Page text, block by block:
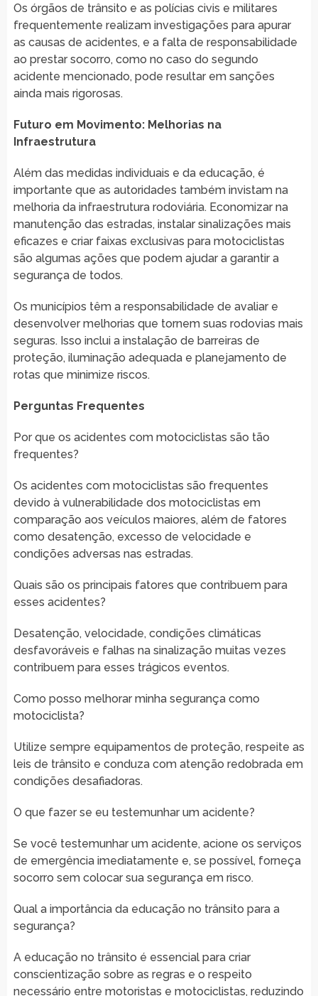
Os órgãos de trânsito e as polícias civis e militares
frequentemente realizam investigações para apurar
as causas de acidentes, e a falta de responsabilidade
ao prestar socorro, como no caso do segundo
acidente mencionado, pode resultar em sanções
ainda mais rigorosas.
Futuro em Movimento: Melhorias na
Infraestrutura
Além das medidas individuais e da educação, é
importante que as autoridades também invistam na
melhoria da infraestrutura rodoviária. Economizar na
manutenção das estradas, instalar sinalizações mais
eficazes e criar faixas exclusivas para motociclistas
são algumas ações que podem ajudar a garantir a
segurança de todos.
Os municípios têm a responsabilidade de avaliar e
desenvolver melhorias que tornem suas rodovias mais
seguras. Isso inclui a instalação de barreiras de
proteção, iluminação adequada e planejamento de
rotas que minimize riscos.
Perguntas Frequentes
Por que os acidentes com motociclistas são tão
frequentes?
Os acidentes com motociclistas são frequentes
devido à vulnerabilidade dos motociclistas em
comparação aos veículos maiores, além de fatores
como desatenção, excesso de velocidade e
condições adversas nas estradas.
Quais são os principais fatores que contribuem para
esses acidentes?
Desatenção, velocidade, condições climáticas
desfavoráveis e falhas na sinalização muitas vezes
contribuem para esses trágicos eventos.
Como posso melhorar minha segurança como
motociclista?
Utilize sempre equipamentos de proteção, respeite as
leis de trânsito e conduza com atenção redobrada em
condições desafiadoras.
O que fazer se eu testemunhar um acidente?
Se você testemunhar um acidente, acione os serviços
de emergência imediatamente e, se possível, forneça
socorro sem colocar sua segurança em risco.
Qual a importância da educação no trânsito para a
segurança?
A educação no trânsito é essencial para criar
conscientização sobre as regras e o respeito
necessário entre motoristas e motociclistas, reduzindo